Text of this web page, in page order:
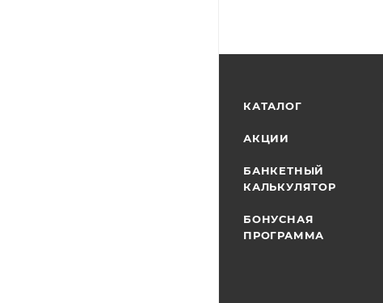
КАТАЛОГ
АКЦИИ
БАНКЕТНЫЙ
КАЛЬКУЛЯТОР
БОНУСНАЯ
ПРОГРАММА